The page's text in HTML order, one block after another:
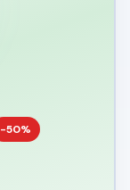
-50%